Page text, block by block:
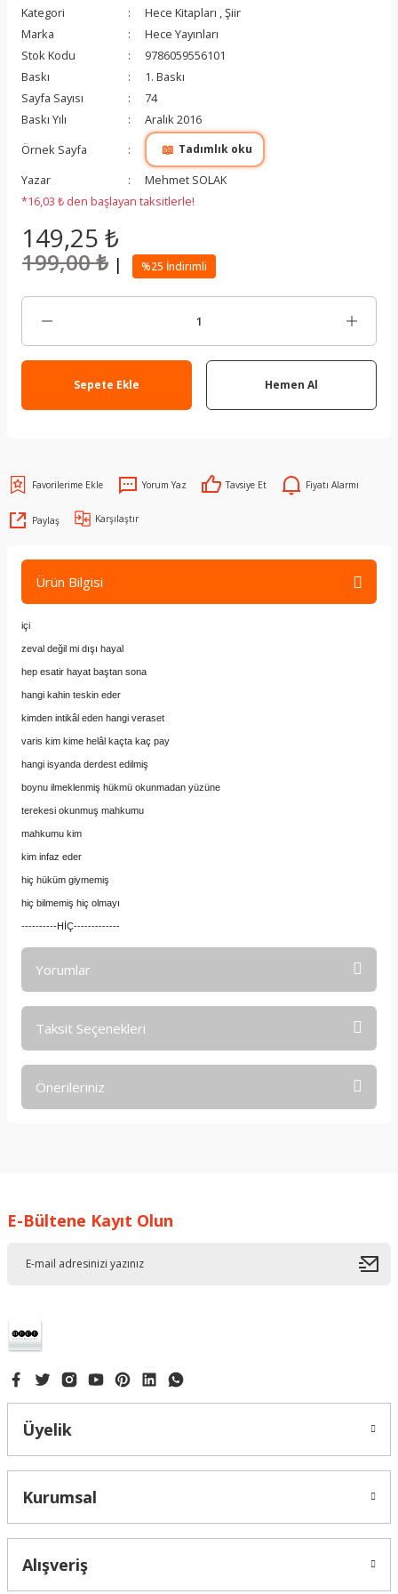
Kategori Hece Kitapları ,Şiir
Marka
Hece Yayınları
Stok Kodu
9786059556101
Baskı
1. Baskı
Sayfa Sayısı
74
Baskı Yılı
Aralık 2016
Örnek Sayfa
📖 Tadımlık oku
Yazar
Mehmet SOLAK
*16,03 ₺ den başlayan taksitlerle!
149,25 ₺
199,00 ₺ | %25 İndirimli
Sepete Ekle Hemen Al
Yorum Yaz Tavsiye Et Fiyatı Alarmı
Paylaş Karşılaştır
Ürün Bilgisi
içi
zeval değil mi dışı hayal
hep esatir hayat baştan sona
hangi kahin teskin eder
kimden intikâl eden hangi veraset
varis kim kime helâl kaçta kaç pay
hangi isyanda derdest edilmiş
boynu ilmeklenmiş hükmü okunmadan yüzüne
terekesi okunmuş mahkumu
mahkumu kim
kim infaz eder
hiç hüküm giymemiş
hiç bilmemiş hiç olmayı
----------HİÇ-------------
Yorumlar
Taksit Seçenekleri
Önerileriniz
Ürün resmi kalitesiz, bozuk veya görüntülenemiyor.
E-Bültene Kayıt Olun
Üyelik
Kurumsal
Alışveriş